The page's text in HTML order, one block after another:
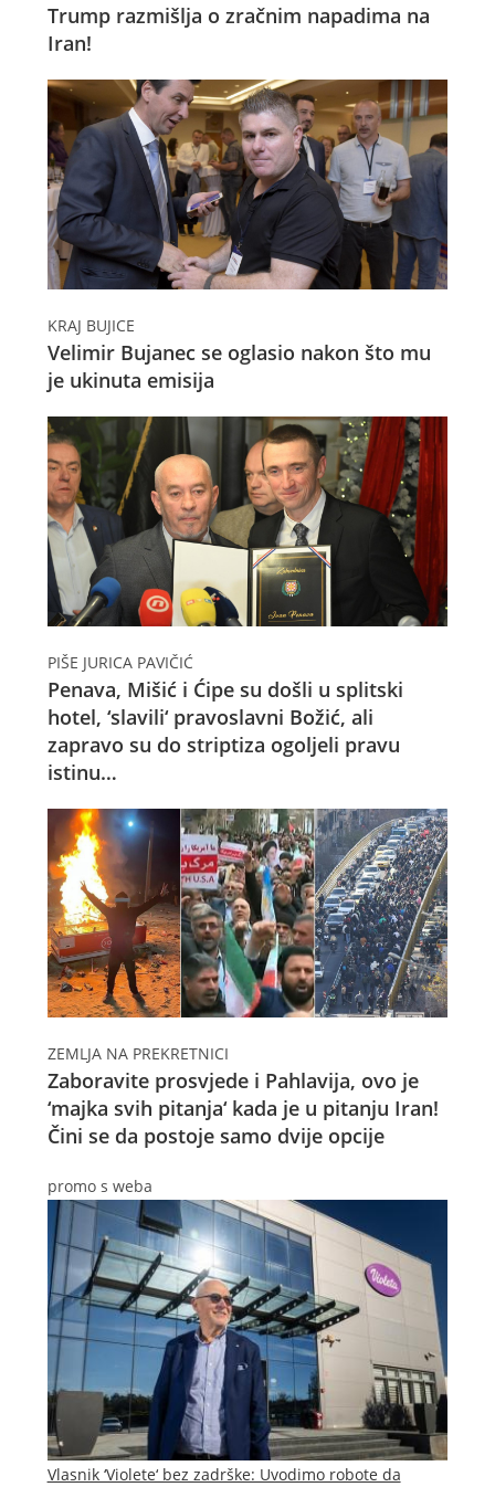
Trump razmišlja o zračnim napadima na
Iran!
KRAJ BUJICE
Velimir Bujanec se oglasio nakon što mu
je ukinuta emisija
PIŠE JURICA PAVIČIĆ
Penava, Mišić i Ćipe su došli u splitski
hotel, ‘slavili‘ pravoslavni Božić, ali
zapravo su do striptiza ogoljeli pravu
istinu…
ZEMLJA NA PREKRETNICI
Zaboravite prosvjede i Pahlavija, ovo je
‘majka svih pitanja‘ kada je u pitanju Iran!
Čini se da postoje samo dvije opcije
promo s weba
Vlasnik ‘Violete‘ bez zadrške: Uvodimo robote da